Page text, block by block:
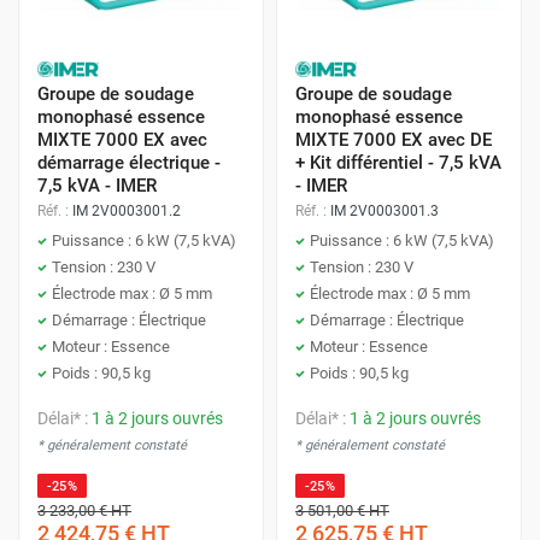
Industrie :
optez pour des groupes électrogènes
diesel de forte puissance, capables d'assurer la
continuité de la production en cas de panne de
courant.
Événementiel :
choisissez des groupes électrogènes
insonorisés pour minimiser les nuisances sonores, et
des modèles compacts et légers pour faciliter le
transport.
N'hésitez pas à contacter les experts Protoumat pour
bénéficier de conseils personnalisés et choisir le groupe
électrogène le plus adapté à vos besoins spécifiques.
Pourquoi choisir un groupe
électrogène Protoumat ?
Dans un marché compétitif, Protoumat se distingue par
son engagement à offrir des groupes électrogènes de
qualité supérieure, adaptés aux besoins spécifiques de
chaque client. Voici les avantages distinctifs qui font des
groupes électrogènes Protoumat un choix judicieux :
Groupe de soudage
monophasé essence
MIXTE 7000 EX avec
démarrage électrique -
7,5 kVA - IMER
Réf. : IM 2V0003001.2
Puissance : 6 kW (7,5 kVA)
Tension : 230 V
Électrode max : Ø 5 mm
Démarrage : Électrique
Moteur : Essence
Poids : 90,5 kg
Délai* : 1 à 2 jours ouvrés
* généralement constaté
-25%
3 233,00 €HT
2 424,75 € HT
Groupe de soudage
monophasé essence
MIXTE 7000 EX avec DE
+ Kit différentiel - 7,5 kVA
- IMER
Réf. : IM 2V0003001.3
Puissance : 6 kW (7,5 kVA)
Tension : 230 V
Électrode max : Ø 5 mm
Démarrage : Électrique
Moteur : Essence
Poids : 90,5 kg
Délai* : 1 à 2 jours ouvrés
* généralement constaté
-25%
3 501,00 €HT
2 625,75 € HT